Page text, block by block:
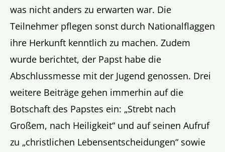
was nicht anders zu erwarten war. Die
Teilnehmer pflegen sonst durch Nationalflaggen
ihre Herkunft kenntlich zu machen. Zudem
wurde berichtet, der Papst habe die
Abschlussmesse mit der Jugend genossen. Drei
weitere Beiträge gehen immerhin auf die
Botschaft des Papstes ein: „Strebt nach
Großem, nach Heiligkeit“ und auf seinen Aufruf
zu „christlichen Lebensentscheidungen“ sowie